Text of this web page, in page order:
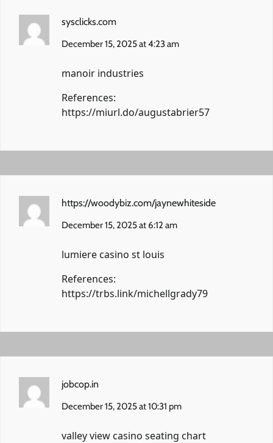
sysclicks.com
December 15, 2025 at 4:23 am
manoir industries
References:
https://miurl.do/augustabrier57
https://woodybiz.com/jaynewhiteside
December 15, 2025 at 6:12 am
lumiere casino st louis
References:
https://trbs.link/michellgrady79
jobcop.in
December 15, 2025 at 10:31 pm
valley view casino seating chart